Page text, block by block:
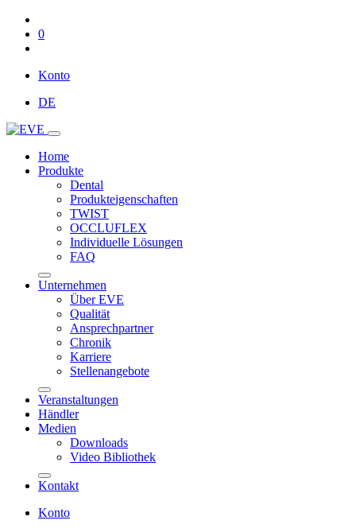
0
Konto
DE
Home
Produkte
Dental
Produkteigenschaften
TWIST
OCCLUFLEX
Individuelle Lösungen
FAQ
Unternehmen
Über EVE
Qualität
Ansprechpartner
Chronik
Karriere
Stellenangebote
Veranstaltungen
Händler
Medien
Downloads
Video Bibliothek
Kontakt
Konto